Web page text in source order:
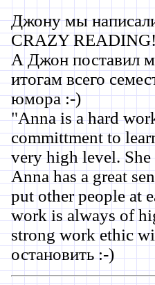
Джону мы
CRAZY
А Джон поставил
итогам всего
юмора :-)
"Anna is a hard
committment to
very high level. She
Anna has a great
put other people at
work is always of
strong work ethic
остановить :-)